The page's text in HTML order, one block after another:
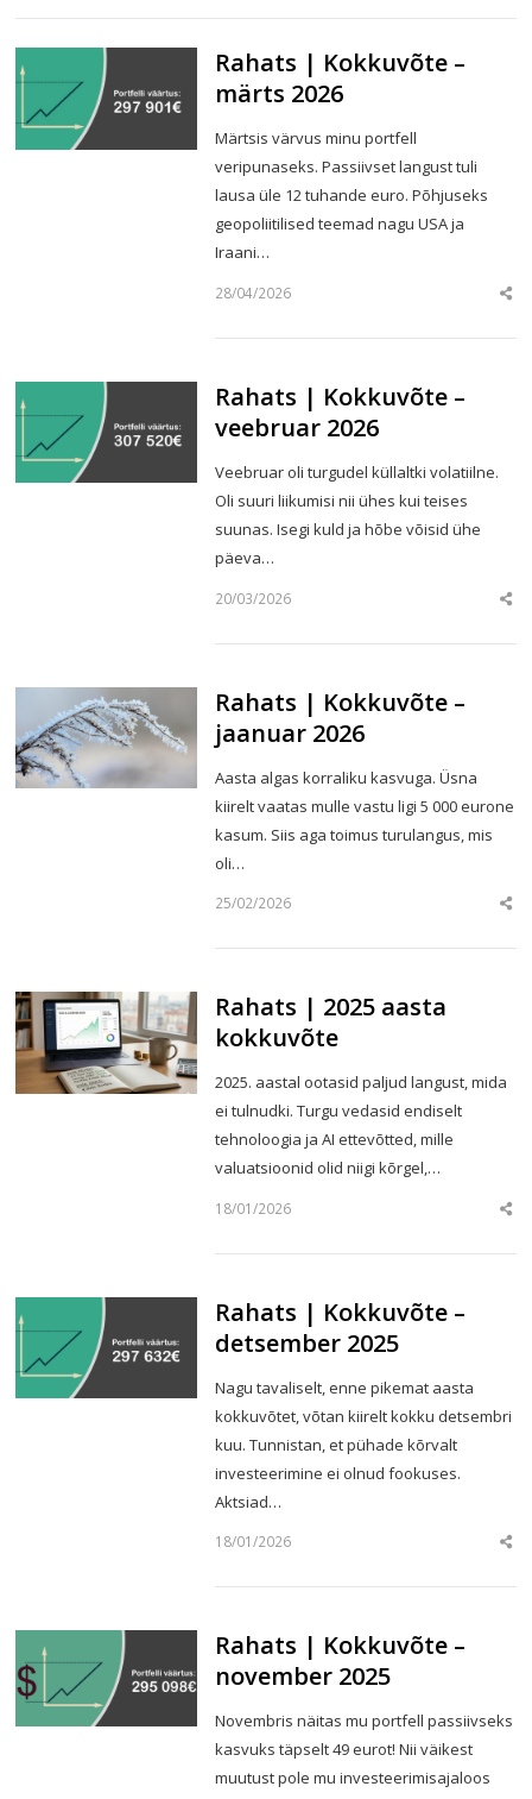
Rahats | Kokkuvõte –
märts 2026
Märtsis värvus minu portfell
veripunaseks. Passiivset langust tuli
lausa üle 12 tuhande euro. Põhjuseks
geopoliitilised teemad nagu USA ja
Iraani…
28/04/2026
Rahats | Kokkuvõte –
veebruar 2026
Veebruar oli turgudel küllaltki volatiilne.
Oli suuri liikumisi nii ühes kui teises
suunas. Isegi kuld ja hõbe võisid ühe
päeva…
20/03/2026
Rahats | Kokkuvõte –
jaanuar 2026
Aasta algas korraliku kasvuga. Üsna
kiirelt vaatas mulle vastu ligi 5 000 eurone
kasum. Siis aga toimus turulangus, mis
oli…
25/02/2026
Rahats | 2025 aasta
kokkuvõte
2025. aastal ootasid paljud langust, mida
ei tulnudki. Turgu vedasid endiselt
tehnoloogia ja AI ettevõtted, mille
valuatsioonid olid niigi kõrgel,…
18/01/2026
Rahats | Kokkuvõte –
detsember 2025
Nagu tavaliselt, enne pikemat aasta
kokkuvõtet, võtan kiirelt kokku detsembri
kuu. Tunnistan, et pühade kõrvalt
investeerimine ei olnud fookuses.
Aktsiad…
18/01/2026
Rahats | Kokkuvõte –
november 2025
Novembris näitas mu portfell passiivseks
kasvuks täpselt 49 eurot! Nii väikest
muutust pole mu investeerimisajaloos